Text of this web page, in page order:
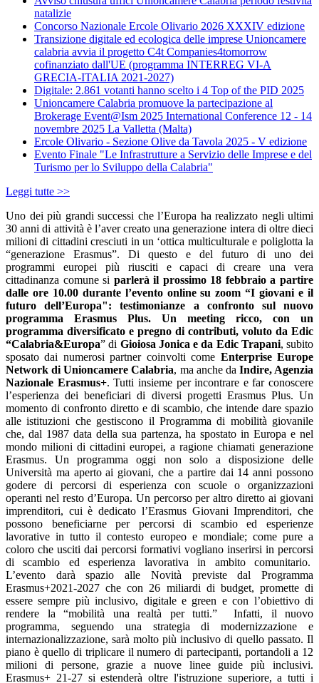
natalizie
Concorso Nazionale Ercole Olivario 2026 XXXIV edizione
Transizione digitale ed ecologica delle imprese Unioncamere
calabria avvia il progetto C4t Companies4tomorrow
cofinanziato dall'UE (programma INTERREG VI-A
GRECIA-ITALIA 2021-2027)
Digitale: 2.861 votanti hanno scelto i 4 Top of the PID 2025
Unioncamere Calabria promuove la partecipazione al
Brokerage Event@Ism 2025 International Conference 12 - 14
novembre 2025 La Valletta (Malta)
Ercole Olivario - Sezione Olive da Tavola 2025 - V edizione
Evento Finale "Le Infrastrutture a Servizio delle Imprese e del
Turismo per lo Sviluppo della Calabria"
Leggi tutte >>
Uno dei più grandi successi che l’Europa ha realizzato negli ultimi
30 anni di attività è l’aver creato una generazione intera di oltre dieci
milioni di cittadini cresciuti in un ‘ottica multiculturale e poliglotta la
“generazione Erasmus”. Di questo e del futuro di uno dei
programmi europei più riusciti e capaci di creare una vera
cittadinanza comune si parlerà il prossimo 18 febbraio a partire
dalle ore 10.00 durante l’evento online su zoom “I giovani e il
futuro dell’Europa": testimonianze a confronto sul nuovo
programma Erasmus Plus. Un meeting ricco, con un
programma diversificato e pregno di contributi, voluto da Edic
“Calabria&Europa” di Gioiosa Jonica e da Edic Trapani, subito
sposato dai numerosi partner coinvolti come Enterprise Europe
Network di Unioncamere Calabria, ma anche da Indire, Agenzia
Nazionale Erasmus+. Tutti insieme per incontrare e far conoscere
l’esperienza dei beneficiari di diversi progetti Erasmus Plus. Un
momento di confronto diretto e di scambio, che intende dare spazio
alle istituzioni che gestiscono il Programma di mobilità giovanile
che, dal 1987 data della sua partenza, ha spostato in Europa e nel
mondo milioni di cittadini europei, a ragione chiamati generazione
Erasmus. Un programma oggi non solo a disposizione delle
Università ma aperto ai giovani, che a partire dai 14 anni possono
godere di percorsi di esperienza con scuole o organizzazioni
operanti nel resto d’Europa. Un percorso per altro diretto ai giovani
imprenditori, cui è dedicato l’Erasmus Giovani Imprenditori, che
possono beneficiarne per percorsi di scambio ed esperienze
lavorative in tutto il contesto europeo e mondiale; come pure a
coloro che usciti dai percorsi formativi vogliano inserirsi in percorsi
di scambio ed esperienza lavorativa in ambito comunitario.
L’evento darà spazio alle Novità previste dal Programma
Erasmus+2021-2027 che con 26 miliardi di budget, promette di
essere sempre più inclusivo, digitale e green e con l’obiettivo di
rendere la “mobilità una realtà per tutti.” Infatti, il nuovo
programma, seguendo una strategia di modernizzazione e
internazionalizzazione, sarà molto più inclusivo di quello passato. Il
piano è quello di triplicare il numero di partecipanti, portandoli a 12
milioni di persone, grazie a nuove linee guide più inclusivi.
Erasmus+ 21-27 si estenderà oltre l'istruzione superiore, a tutti i